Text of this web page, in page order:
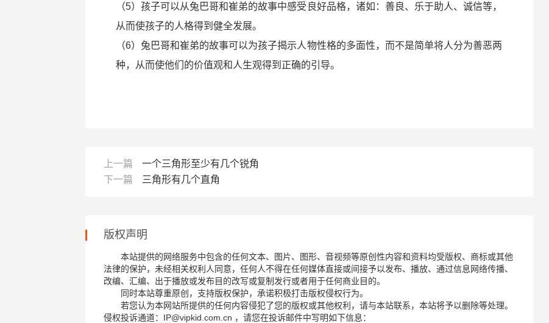
（5）孩子可以从兔巴哥和崔弟的故事中感受良好品格，诸如：善良、乐于助人、诚信等，
从而使孩子的人格得到健全发展。
（6）兔巴哥和崔弟的故事可以为孩子揭示人物性格的多面性，而不是简单将人分为善恶两
种，从而使他们的价值观和人生观得到正确的引导。
上一篇
一个三角形至少有几个锐角
下一篇
三角形有几个直角
版权声明
本站提供的网络服务中包含的任何文本、图片、图形、音视频等原创性内容和资料均受版权、商标或其他
法律的保护，未经相关权利人同意，任何人不得在任何媒体直接或间接予以发布、播放、通过信息网络传播、
改编、汇编、出于播放或发布目的改写或复制发行或者用于任何商业目的。
同时本站尊重原创，支持版权保护，承诺积极打击版权侵权行为。
若您认为本网站所提供的任何内容侵犯了您的版权或其他权利，请与本站联系，本站将予以删除等处理。
侵权投诉通道：IP@vipkid.com.cn ，请您在投诉邮件中写明如下信息：